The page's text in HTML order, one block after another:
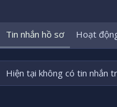
Tin nhắn hồ sơ Hoạt
Hiện tại không có tin nhắn